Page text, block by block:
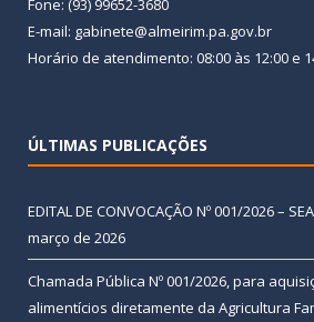
Fone: (93) 99652-3680
E-mail: gabinete@almeirim.pa.gov.br
Horário de atendimento: 08:00 às 12:00 e
ÚLTIMAS PUBLICAÇÕES
EDITAL DE CONVOCAÇÃO Nº 001/2026 –
março de 2026
Chamada Pública Nº 001/2026, para
alimentícios diretamente da Agricultura